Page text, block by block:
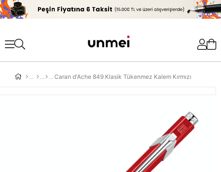
'
Caran d'Ache 849 Klasik Tükenmez Kalem Kırmızı